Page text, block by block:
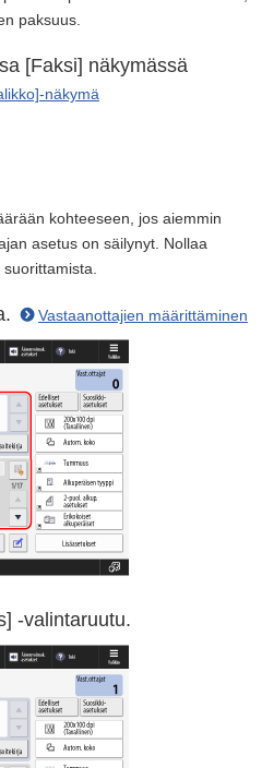
paksuus.
[Faksi] näkymässä
näkymä
kohteeseen, jos aiemmin
asetus on säilynyt. Nollaa
Vastaanottajien määrittäminen
-valintaruutu.